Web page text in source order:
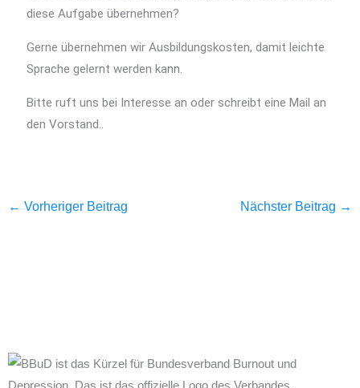
diese Aufgabe übernehmen?
Gerne übernehmen wir Ausbildungskosten, damit leichte
Sprache gelernt werden kann.
Bitte ruft uns bei Interesse an oder schreibt eine Mail an
den Vorstand..
← Vorheriger Beitrag Nächster Beitrag →